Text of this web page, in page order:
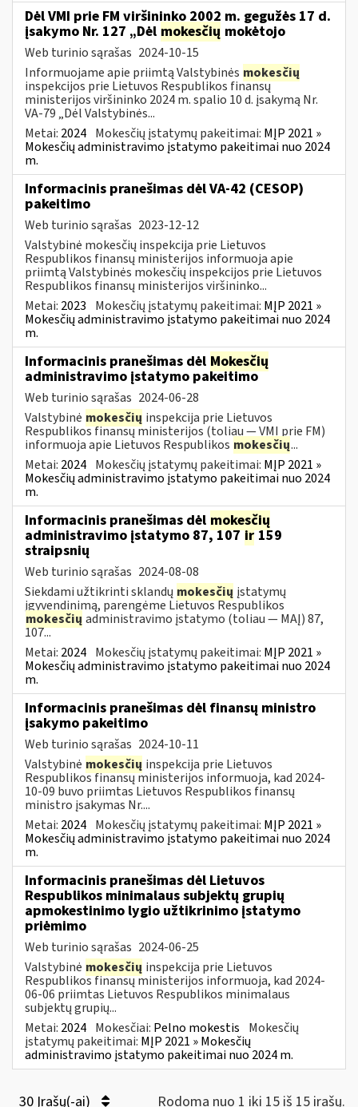
Dėl VMI prie FM viršininko 2002 m. gegužės 17 d.
įsakymo Nr. 127 „Dėl mokesčių mokėtojo
Web turinio sąrašas 2024-10-15
Informuojame apie priimtą Valstybinės mokesčių
inspekcijos prie Lietuvos Respublikos finansų
ministerijos viršininko 2024 m. spalio 10 d. įsakymą Nr.
VA-79 „Dėl Valstybinės...
Metai: 2024 Mokesčių įstatymų pakeitimai: MĮP 2021 »
Mokesčių administravimo įstatymo pakeitimai nuo 2024
m.
Informacinis pranešimas dėl VA-42 (CESOP)
pakeitimo
Web turinio sąrašas 2023-12-12
Valstybinė mokesčių inspekcija prie Lietuvos
Respublikos finansų ministerijos informuoja apie
priimtą Valstybinės mokesčių inspekcijos prie Lietuvos
Respublikos finansų ministerijos viršininko...
Metai: 2023 Mokesčių įstatymų pakeitimai: MĮP 2021 »
Mokesčių administravimo įstatymo pakeitimai nuo 2024
m.
Informacinis pranešimas dėl Mokesčių
administravimo įstatymo pakeitimo
Web turinio sąrašas 2024-06-28
Valstybinė mokesčių inspekcija prie Lietuvos
Respublikos finansų ministerijos (toliau — VMI prie FM)
informuoja apie Lietuvos Respublikos mokesčių...
Metai: 2024 Mokesčių įstatymų pakeitimai: MĮP 2021 »
Mokesčių administravimo įstatymo pakeitimai nuo 2024
m.
Informacinis pranešimas dėl mokesčių
administravimo įstatymo 87, 107ir159
straipsnių
Web turinio sąrašas 2024-08-08
Siekdami užtikrinti sklandų mokesčių įstatymų
įgyvendinimą, parengėme Lietuvos Respublikos
mokesčių administravimo įstatymo (toliau — MAĮ) 87,
107...
Metai: 2024 Mokesčių įstatymų pakeitimai: MĮP 2021 »
Mokesčių administravimo įstatymo pakeitimai nuo 2024
m.
Informacinis pranešimas dėl finansų ministro
įsakymo pakeitimo
Web turinio sąrašas 2024-10-11
Valstybinė mokesčių inspekcija prie Lietuvos
Respublikos finansų ministerijos informuoja, kad 2024-
10-09 buvo priimtas Lietuvos Respublikos finansų
ministro įsakymas Nr....
Metai: 2024 Mokesčių įstatymų pakeitimai: MĮP 2021 »
Mokesčių administravimo įstatymo pakeitimai nuo 2024
m.
Informacinis pranešimas dėl Lietuvos
Respublikos minimalaus subjektų grupių
apmokestinimo lygio užtikrinimo įstatymo
priėmimo
Web turinio sąrašas 2024-06-25
Valstybinė mokesčių inspekcija prie Lietuvos
Respublikos finansų ministerijos informuoja, kad 2024-
06-06 priimtas Lietuvos Respublikos minimalaus
subjektų grupių...
Metai: 2024 Mokesčiai: Pelno mokestis Mokesčių
įstatymų pakeitimai: MĮP 2021 » Mokesčių
administravimo įstatymo pakeitimai nuo 2024 m.
30 Įrašų(-ai) Rodoma nuo 1 iki 15 iš 15 irašų.